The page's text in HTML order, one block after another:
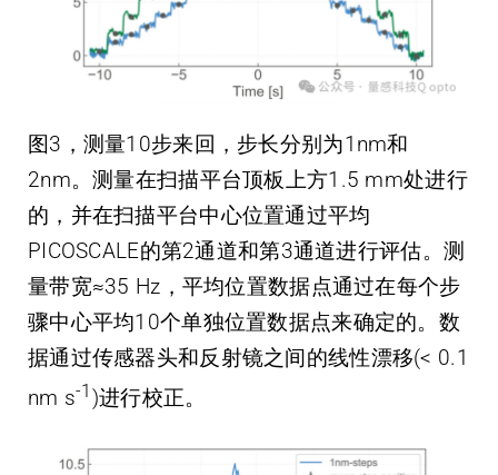
图3，测量10步来回，步长分别为1nm和
2nm。测量在扫描平台顶板上方1.5 mm处进行
的，并在扫描平台中心位置通过平均
PICOSCALE的第2通道和第3通道进行评估。测
量带宽≈35 Hz，平均位置数据点通过在每个步
骤中心平均10个单独位置数据点来确定的。数
据通过传感器头和反射镜之间的线性漂移(< 0.1
nm s-1 )进行校正。